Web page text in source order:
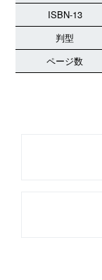
ISBN-13
判型
ページ数